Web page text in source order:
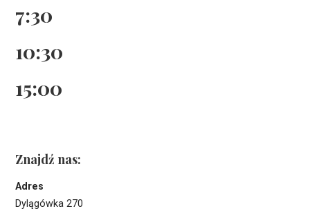
7:30
10:30
15:00
Znajdź nas:
Adres
Dylągówka 270